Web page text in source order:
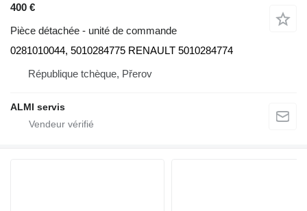
400 €
Pièce détachée - unité de commande
0281010044, 5010284775 RENAULT 5010284774
République tchèque, Přerov
ALMI servis